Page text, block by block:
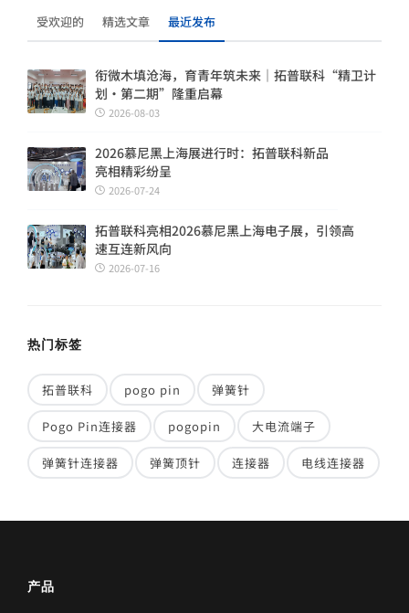
受欢迎的 精选文章 最近发布
衔微木填沧海，育青年筑未来｜拓普联科“精卫计
划・第二期”隆重启幕
2026-08-03
2026慕尼黑上海展进行时：拓普联科新品
亮相精彩纷呈
2026-07-24
拓普联科亮相2026慕尼黑上海电子展，引领高
速互连新风向
2026-07-16
热门标签
拓普联科 pogo pin 弹簧针
Pogo Pin连接器 pogopin 大电流端子
弹簧针连接器 弹簧顶针 连接器 电线连接器
产品